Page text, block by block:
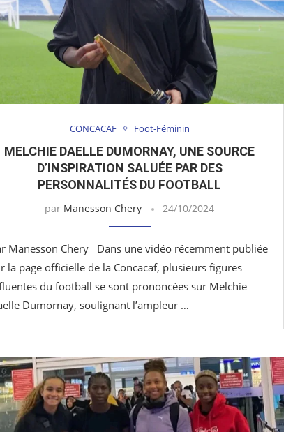
CONCACAF Foot-Féminin
MELCHIE DAELLE DUMORNAY, UNE SOURCE
D’INSPIRATION SALUÉE PAR DES
PERSONNALITÉS DU FOOTBALL
par Manesson Chery 24/10/2024
Manesson Chery Dans une vidéo récemment publiée
la page officielle de la Concacaf, plusieurs figures
du football se sont prononcées sur Melchie
Dumornay, soulignant l’ampleur …